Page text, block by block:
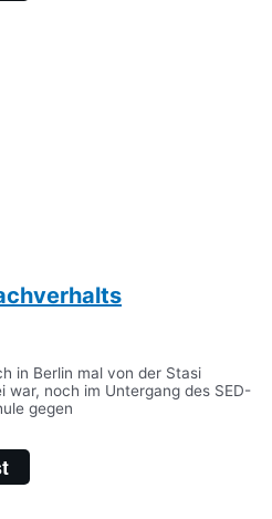
in Berlin mal von der Stasi
war, noch im Untergang des SED-
gegen